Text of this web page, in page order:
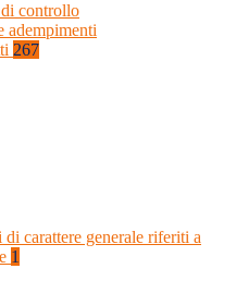
controllo
adempimenti
267
carattere generale riferiti a
1